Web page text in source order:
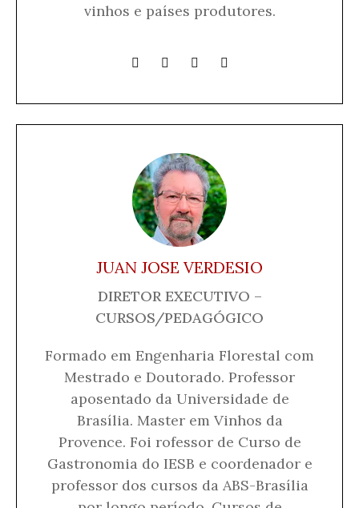
vinhos e países produtores.
JUAN JOSE VERDESIO
DIRETOR EXECUTIVO –
CURSOS/PEDAGÓGICO
Formado em Engenharia Florestal com
Mestrado e Doutorado. Professor
aposentado da Universidade de
Brasília. Master em Vinhos da
Provence. Foi rofessor de Curso de
Gastronomia do IESB e coordenador e
professor dos cursos da ABS-Brasília